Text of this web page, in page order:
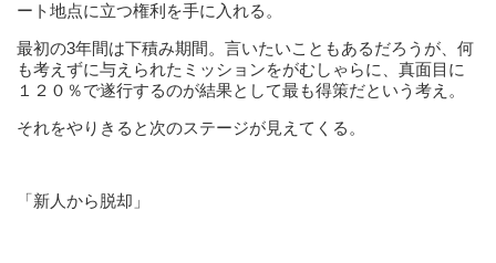
ート地点に立つ権利を手に入れる。
最初の3年間は下積み期間。言いたいこともあるだろうが、何
も考えずに与えられたミッションをがむしゃらに、真面目に
１２０％で遂行するのが結果として最も得策だという考え。
それをやりきると次のステージが見えてくる。
「新人から脱却」